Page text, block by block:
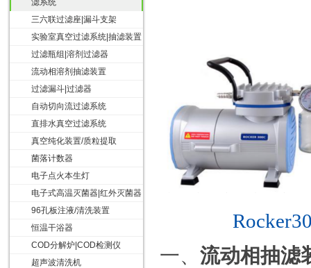
滤系统
三六联过滤座|漏斗支架
实验室真空过滤系统|抽滤装置
过滤瓶组|溶剂过滤器
流动相溶剂抽滤装置
过滤漏斗|过滤器
自动切向流过滤系统
直排水真空过滤系统
真空纯化装置/质粒提取
菌落计数器
电子点火本生灯
电子式高温灭菌器|红外灭菌器
96孔板注液/清洗装置
恒温干浴器
COD分解炉|COD检测仪
超声波清洗机
一、 流动相抽滤